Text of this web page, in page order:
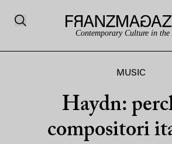
Contemporary Culture in the
MUSIC
Haydn:
compositori